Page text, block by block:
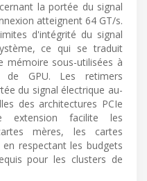
la portée du signal
atteignent 64 GT/s.
d'intégrité du signal
ce qui se traduit
mémoire sous-utilisées à
de GPU. Les retimers
du signal électrique au-
des architectures PCIe
facilite les
mères, les cartes
respectant les budgets
pour les clusters de